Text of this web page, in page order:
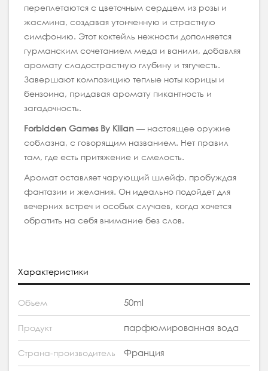
переплетаются с цветочным сердцем из розы и
жасмина, создавая утонченную и страстную
симфонию. Этот коктейль нежности дополняется
гурманским сочетанием меда и ванили, добавляя
аромату сладострастную глубину и тягучесть.
Завершают композицию теплые ноты корицы и
бензоина, придавая аромату пикантность и
загадочность.
Forbidden Games By Kilian — настоящее оружие
соблазна, c говорящим названием. Нет правил
там, где есть притяжение и смелость.
Аромат оставляет чарующий шлейф, пробуждая
фантазии и желания. Он идеально подойдет для
вечерних встреч и особых случаев, когда хочется
обратить на себя внимание без слов.
Характеристики
Объем 50ml
Продукт парфюмированная вода
Страна-производитель Франция